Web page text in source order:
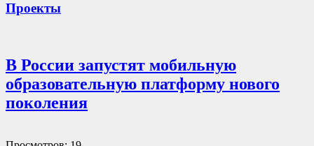
Проекты
В России запустят мобильную
образовательную платформу нового
поколения